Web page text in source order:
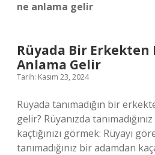
ne anlama gelir
Rüyada Bir Erkekten
Anlama Gelir
Tarih: Kasım 23, 2024
Rüyada tanımadığın bir
gelir? Rüyanızda
kaçtığınızı görmek: Rüyayı
tanımadığınız bir adamdan